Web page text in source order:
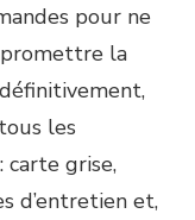
pour ne
la
les
carte grise,
d’entretien et,